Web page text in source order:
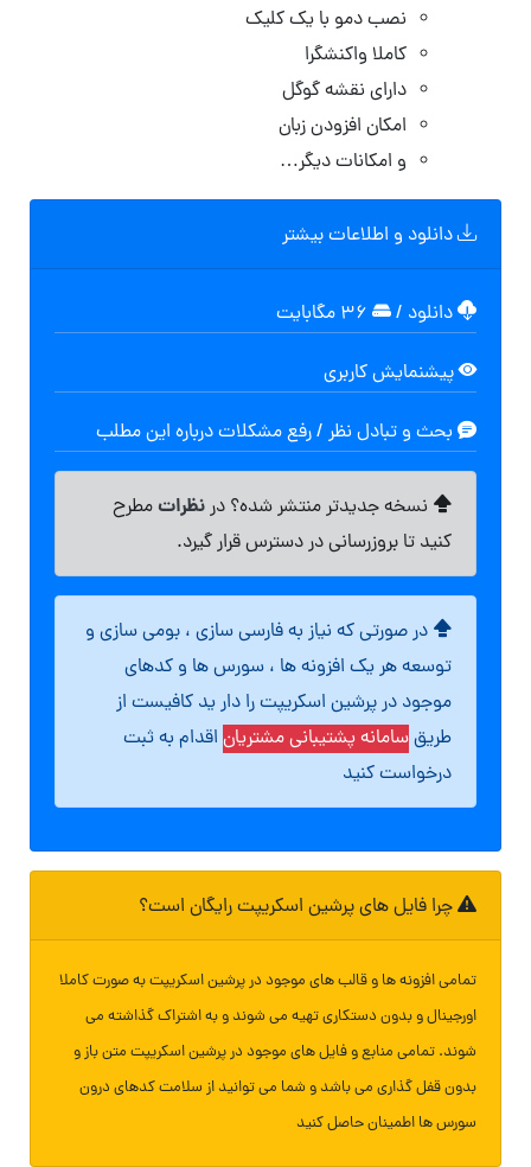
نصب دمو با یک کلیک
کاملا واکنشگرا
دارای نقشه گوگل
امکان افزودن زبان
و امکانات دیگر…
دانلود و اطلاعات بیشتر
دانلود /
پیشنمایش کاربری
بحث و تبادل نظر / رفع مشکلات درباره این مطلب
نسخه جدیدتر منتشر شده؟ درنظراتمطرح
کنید تا بروزرسانی در دسترس قرار گیرد.
در صورتی که نیاز به فارسی سازی ، بومی سازی و
توسعه هر یک افزونه ها ، سورس ها و کدهای
موجود در پرشین اسکریپت را دار ید کافیست از
طریقسامانه پشتیبانی مشتریان اقدام به ثبت
درخواست کنید
چرا فایل های پرشین اسکریپت رایگان است؟
تمامی افزونه ها و قالب های موجود در پرشین اسکریپت به صورت کاملا
اورجینال و بدون دستکاری تهیه می شوند و به اشتراک گذاشته می
شوند. تمامی منابع و فایل های موجود در پرشین اسکریپت متن باز و
بدون قفل گذاری می باشد و شما می توانید از سلامت کدهای درون
سورس ها اطمینان حاصل کنید